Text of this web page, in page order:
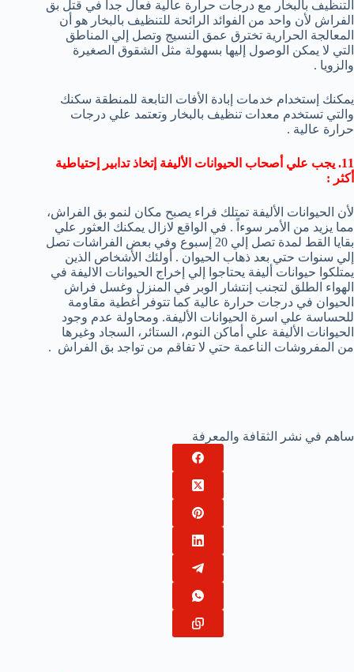
التنظيف بالبخار مع درجات حرارة عالية فعال جداً في قتل بق
الفراش لأن واحد من الفوائد الرائحة للتنظيف بالبخار هو أن
المعالجة الحرارية تخترق عمق النسيج وتصل إلي المناطق
التي لا يمكن الوصول إليها بسهولة مثل الشقوق الصغيرة
والزويا .
يمكنك إستخدام خدمات إبادة الأفات التابعة للمنطقة سكنك
والتي تستخدم معدات تنظيف بالبخار وتعتمد علي درجات
حرارة عالية .
11. يجب علي أصحاب الحيوانات الأليفة إتخاذ تدابير إحتياطية
أكثر :
لأن الحيوانات الأليفة تمتلك فراء يصبح مكان لنمو بق الفراش،
مما يزيد من الأمر سوءاً . في الواقع لازال يمكنك العثور علي
بقايا القط لمدة تصل إلي 20 إسبوع وفي بعض الفراشات تصل
إلي سنوات حتي بعد ذهاب الحيوان . أولئك الأشخاص الذين
يمتلكوا حيوانات أليفة يحتاجوا إلي إخراج الحيوانات الاليفة في
الهواء الطلق لتجنب إنتشار الوبر في المنزل وغسل فراش
الحيوان في درجات حرارة عالية كما تتوفر أغطية مقاومة
للحساسة علي اسرة الحيوانات الأليفة. ومحاولة عدم وجود
الحيوانات الأليفة علي أماكن النوم، الستائر، السجاد وغيرها
من المفروشات الناعمة حتي لا تفاقم من تواجد بق الفراش .
ساهم في نشر الثقافة والمعرفة